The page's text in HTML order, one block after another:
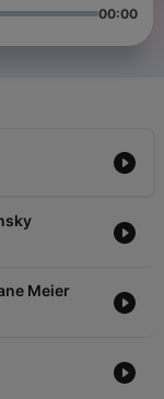
00:00
Meier